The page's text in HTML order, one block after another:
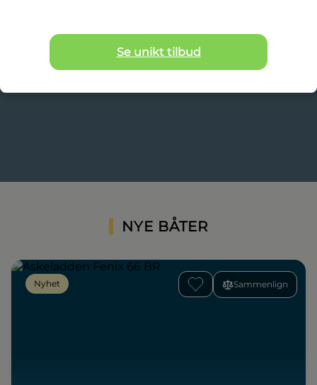
NYE BÅTER
Sammenlign
Nyhet
Se unikt tilbud